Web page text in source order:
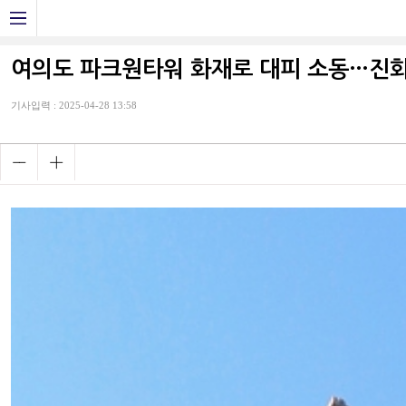
여의도 파크원타워 화재로 대피 소동…진
기사입력 : 2025-04-28 13:58